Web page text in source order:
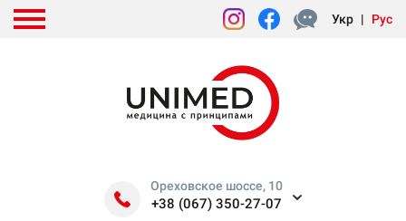
Укр | Рус
Ореховское шоссе, 10
+38 (067) 350-27-07